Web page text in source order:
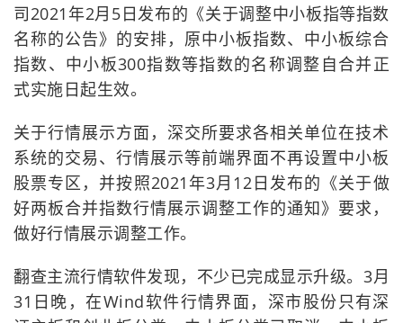
司2021年2月5日发布的《关于调整中小板指等指数
名称的公告》的安排，原中小板指数、中小板综合
指数、中小板300指数等指数的名称调整自合并正
式实施日起生效。
关于行情展示方面，深交所要求各相关单位在技术
系统的交易、行情展示等前端界面不再设置中小板
股票专区，并按照2021年3月12日发布的《关于做
好两板合并指数行情展示调整工作的通知》要求，
做好行情展示调整工作。
翻查主流行情软件发现，不少已完成显示升级。3月
31日晚，在Wind软件行情界面，深市股份只有深